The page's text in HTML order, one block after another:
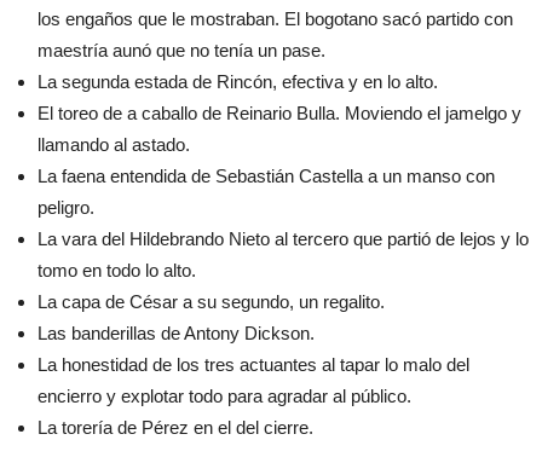
los engaños que le mostraban. El bogotano sacó partido con
maestría aunó que no tenía un pase.
La segunda estada de Rincón, efectiva y en lo alto.
El toreo de a caballo de Reinario Bulla. Moviendo el jamelgo y
llamando al astado.
La faena entendida de Sebastián Castella a un manso con
peligro.
La vara del Hildebrando Nieto al tercero que partió de lejos y lo
tomo en todo lo alto.
La capa de César a su segundo, un regalito.
Las banderillas de Antony Dickson.
La honestidad de los tres actuantes al tapar lo malo del
encierro y explotar todo para agradar al público.
La torería de Pérez en el del cierre.